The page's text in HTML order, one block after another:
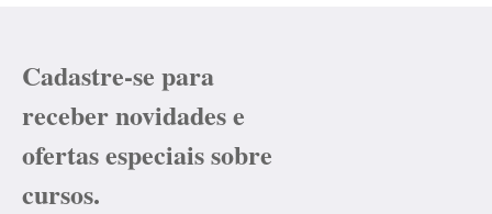
Cadastre-se para
receber novidades e
ofertas especiais sobre
cursos.